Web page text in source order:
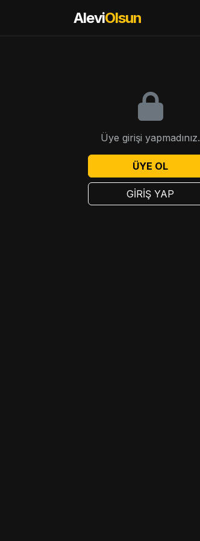
AleviOlsun
Üye girişi yapmadınız.
ÜYE OL
GİRİŞ YAP